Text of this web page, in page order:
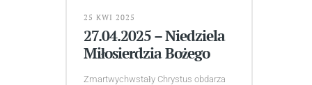
25 KWI 2025
27.04.2025 – Niedziela
Miłosierdzia Bożego
Zmartwychwstały Chrystus obdarza